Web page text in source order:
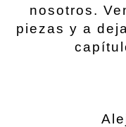
nosotros.
piezas y a